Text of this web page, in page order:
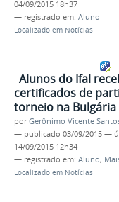
04/09/2015 18h37
— registrado em: Aluno
Localizado em Notícias
Alunos do Ifal
certificados de
torneio na Bulgária
porGerônimo Vicente
— publicado 03/09/2015 —
14/09/2015 12h34
— registrado em: Aluno,
Localizado em Notícias